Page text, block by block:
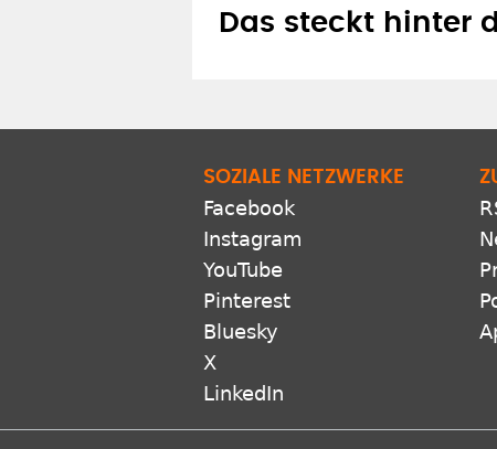
Das steckt hinter
SOZIALE NETZWERKE
Facebook
Instagram
YouTube
Pinterest
Bluesky
X
LinkedIn